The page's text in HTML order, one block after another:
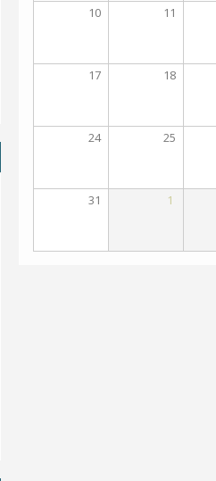
10 11
17 18
24 25
31 1